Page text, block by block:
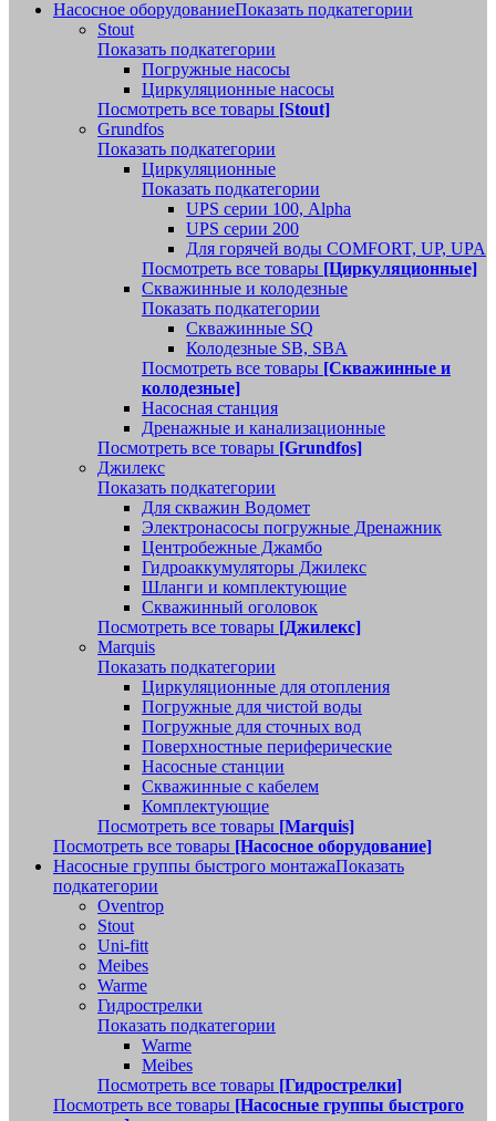
Насосное оборудованиеПоказать подкатегории
Stout
Показать подкатегории
Погружные насосы
Циркуляционные насосы
Посмотреть все товары [Stout]
Grundfos
Показать подкатегории
Циркуляционные
Показать подкатегории
UPS серии 100, Alpha
UPS серии 200
Для горячей воды COMFORT, UP, UPA
Посмотреть все товары [Циркуляционные]
Скважинные и колодезные
Показать подкатегории
Скважинные SQ
Колодезные SB, SBA
Посмотреть все товары [Скважинные и
колодезные]
Насосная станция
Дренажные и канализационные
Посмотреть все товары [Grundfos]
Джилекс
Показать подкатегории
Для скважин Водомет
Электронасосы погружные Дренажник
Центробежные Джамбо
Гидроаккумуляторы Джилекс
Шланги и комплектующие
Скважинный оголовок
Посмотреть все товары [Джилекс]
Marquis
Показать подкатегории
Циркуляционные для отопления
Погружные для чистой воды
Погружные для сточных вод
Поверхностные периферические
Насосные станции
Скважинные с кабелем
Комплектующие
Посмотреть все товары [Marquis]
Посмотреть все товары [Насосное оборудование]
Насосные группы быстрого монтажаПоказать
подкатегории
Oventrop
Stout
Uni-fitt
Meibes
Warme
Гидрострелки
Показать подкатегории
Warme
Meibes
Посмотреть все товары [Гидрострелки]
Посмотреть все товары [Насосные группы быстрого